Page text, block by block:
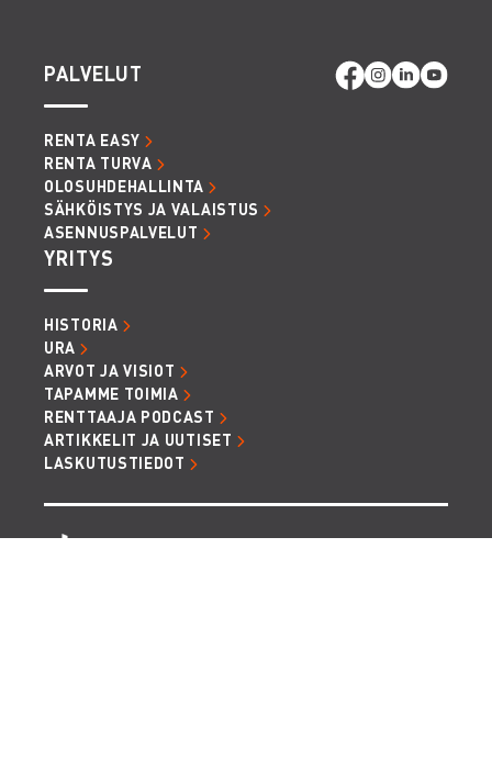
PALVELUT
RENTA EASY
RENTA TURVA
OLOSUHDEHALLINTA
SÄHKÖISTYS JA VALAISTUS
ASENNUSPALVELUT
YRITYS
HISTORIA
URA
ARVOT JA VISIOT
TAPAMME TOIMIA
RENTTAAJA PODCAST
ARTIKKELIT JA UUTISET
LASKUTUSTIEDOT